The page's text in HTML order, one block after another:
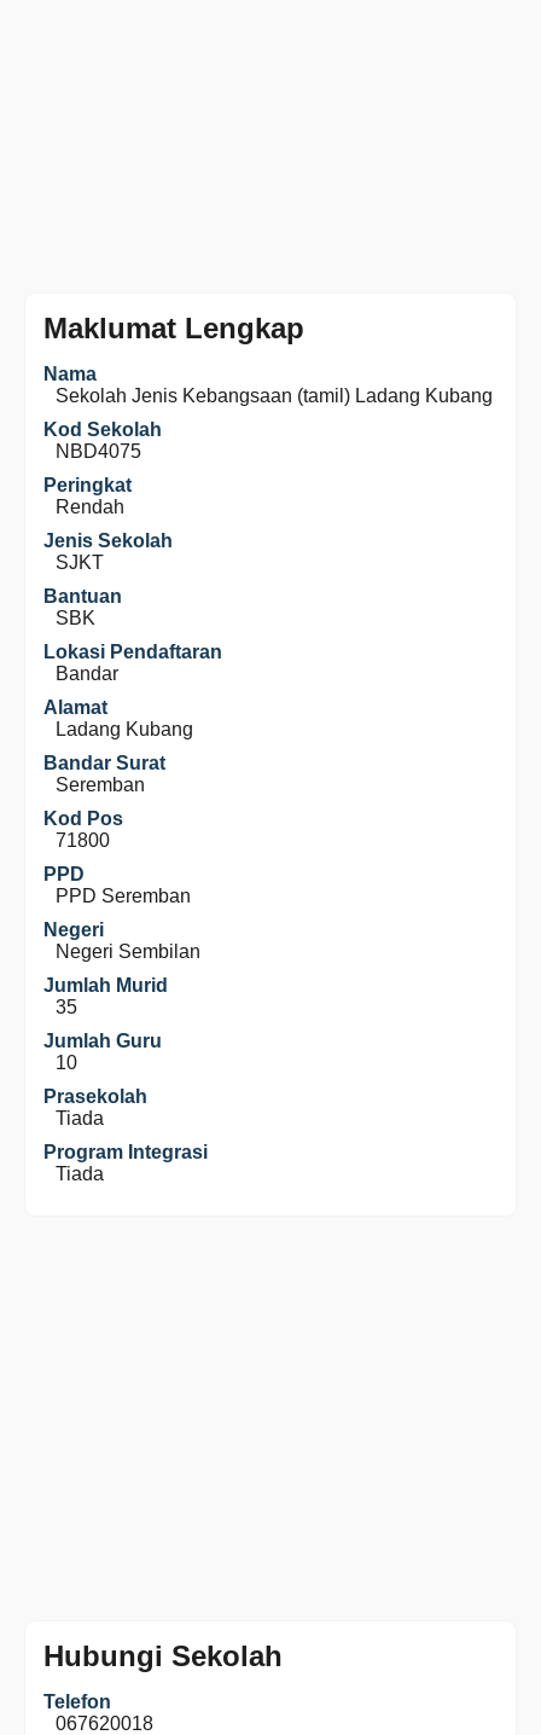
Maklumat Lengkap
Nama
Sekolah Jenis Kebangsaan (tamil) Ladang Kubang
Kod Sekolah
NBD4075
Peringkat
Rendah
Jenis Sekolah
SJKT
Bantuan
SBK
Lokasi Pendaftaran
Bandar
Alamat
Ladang Kubang
Bandar Surat
Seremban
Kod Pos
71800
PPD
PPD Seremban
Negeri
Negeri Sembilan
Jumlah Murid
35
Jumlah Guru
10
Prasekolah
Tiada
Program Integrasi
Tiada
Hubungi Sekolah
Telefon
067620018